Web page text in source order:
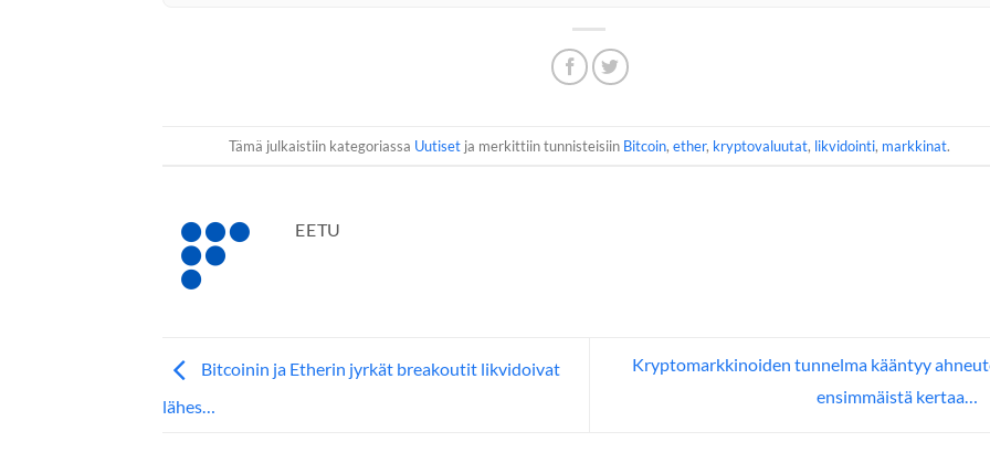
Tämä julkaistiin kategoriassa Uutisetja merkittiin tunnisteisiin Bitcoin, ether, kryptovaluutat, likvidointi, markkinat.
EETU
Bitcoinin ja Etherin jyrkät breakoutit likvidoivat
lähes…
Kryptomarkkinoiden tunnelma kääntyy
ensimmäistä kertaa…